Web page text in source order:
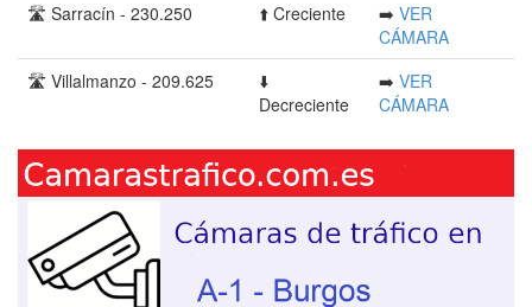
🛣️ Sarracín - 230.250
⬆️ Creciente ➡️ VER
CÁMARA
🛣️ Villalmanzo - 209.625
⬇️
Decreciente
➡️ VER
CÁMARA